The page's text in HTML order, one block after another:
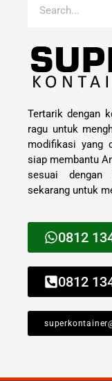
Tertarik dengan
ragu untuk
modifikasi yang
siap membantu
sesuai dengan
sekarang untuk
0812
0812